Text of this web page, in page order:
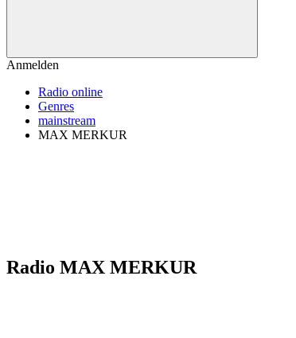
Anmelden
Radio online
Genres
mainstream
MAX MERKUR
Radio MAX MERKUR